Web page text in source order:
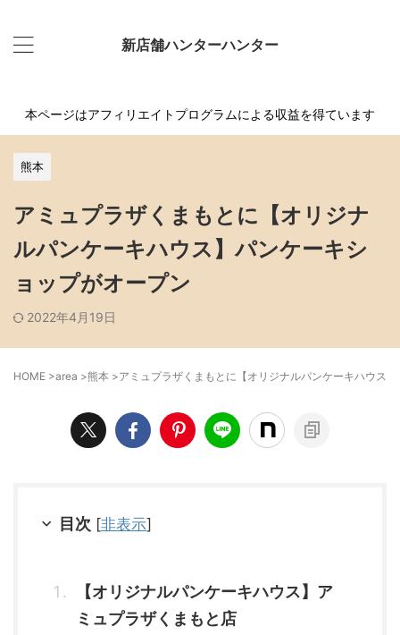
新店舗ハンターハンター
本ページはアフィリエイトプログラムによる収益を得ています
熊本
アミュプラザくまもとに【オリジナ
ルパンケーキハウス】パンケーキシ
ョップがオープン
2022年4月19日
HOME >area >熊本 >アミュプラザくまもとに【オリジナルパンケーキハウス
目次 [非表示]
【オリジナルパンケーキハウス】ア
ミュプラザくまもと店